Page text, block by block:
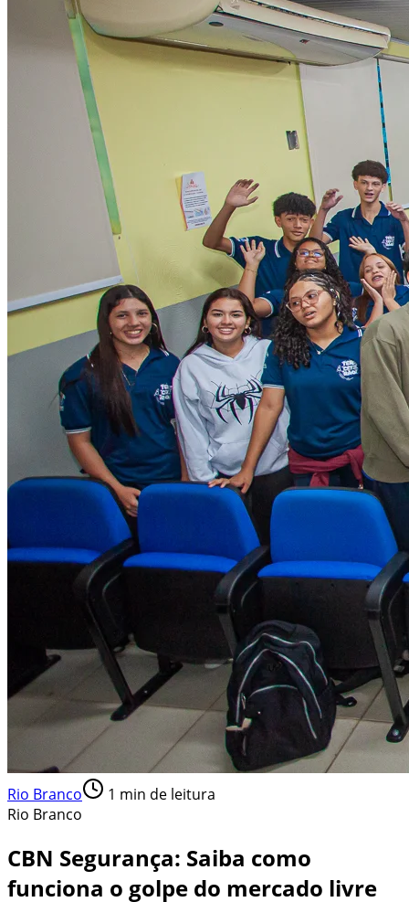
Rio Branco 1 min de leitura
Rio Branco
CBN Segurança: Saiba como
funciona o golpe do mercado livre